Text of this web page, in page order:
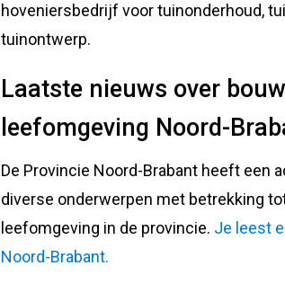
hoveniersbedrijf voor tuinonderhoud,
tuinontwerp.
Laatste nieuws over
leefomgeving Noord-
De Provincie Noord-Brabant heeft een
diverse onderwerpen met betrekking
leefomgeving in de provincie. Je leest
Noord-Brabant.